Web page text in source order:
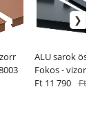
ALU sarok
Fokos - vizorr 25mm -
antracit RAL
Ft 11 790 Ft